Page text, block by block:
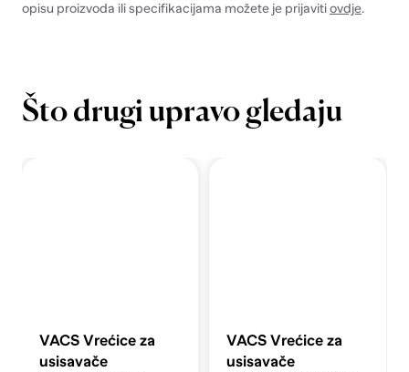
opisu proizvoda ili specifikacijama možete je prijavitiovdje.
Što drugi upravo gledaju
VACS Vrećice za
usisavače
VACS Vrećice za
usisavače